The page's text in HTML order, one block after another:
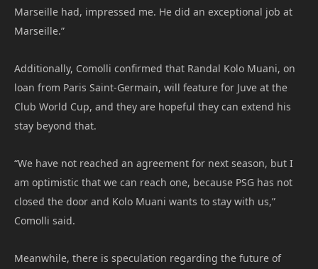
Marseille had, impressed me. He did an exceptional job at
Marseille.”
Additionally, Comolli confirmed that Randal Kolo Muani, on
loan from Paris Saint-Germain, will feature for Juve at the
Club World Cup, and they are hopeful they can extend his
stay beyond that.
“We have not reached an agreement for next season, but I
am optimistic that we can reach one, because PSG has not
closed the door and Kolo Muani wants to stay with us,”
Comolli said.
Meanwhile, there is speculation regarding the future of